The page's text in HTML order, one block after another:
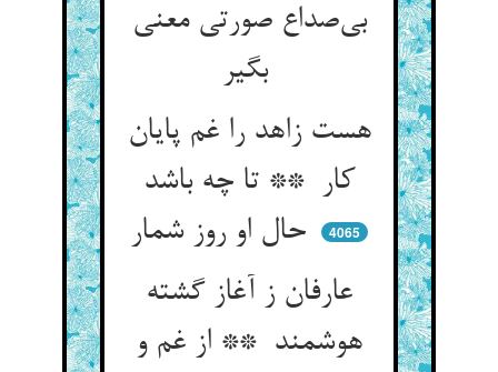
بی‌صداع صورتی معنی
بگیر
هست زاهد را غم پایان
کار ** تا چه باشد
4065
عارفان ز آغاز گشته
هوشمند ** از غم و